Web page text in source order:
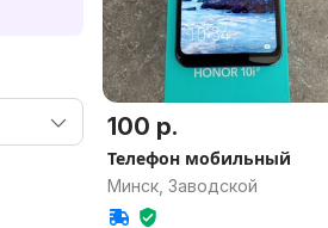
100 р.
Телефон мобильный
Минск, Заводской